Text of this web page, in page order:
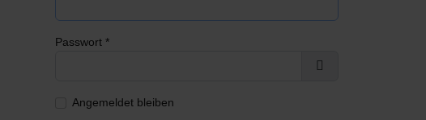
Passwort *
Angemeldet bleiben